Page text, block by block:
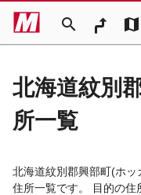
search map
北海道紋別
所一覧
北海道紋別郡興部町(ホッ
住所一覧です。 目的の住